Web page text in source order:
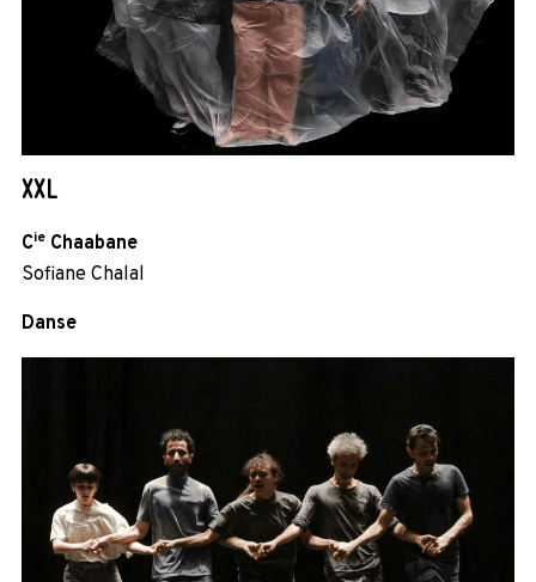
XXL
Cie Chaabane
Sofiane Chalal
Danse